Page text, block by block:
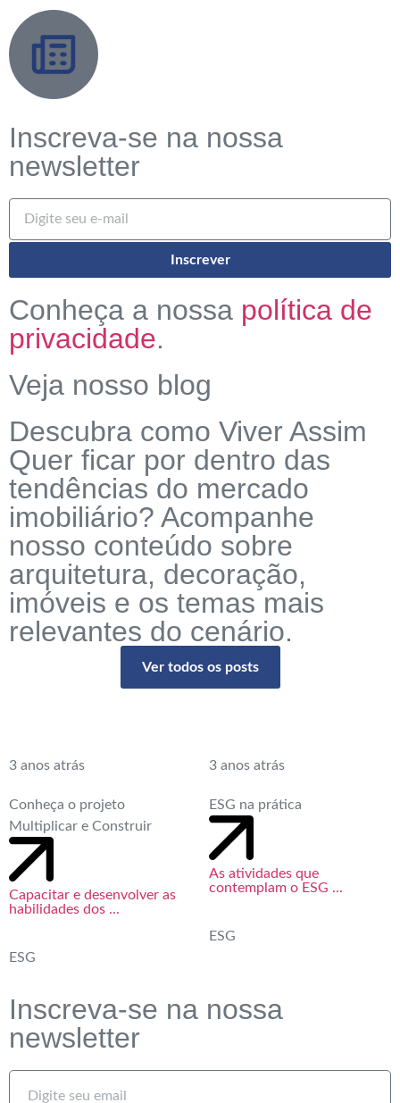
Inscreva-se na nossa
newsletter
Inscrever
Conheça a nossa política de
privacidade.
Veja nosso blog
Descubra como Viver Assim
Quer ficar por dentro das
tendências do mercado
imobiliário? Acompanhe
nosso conteúdo sobre
arquitetura, decoração,
imóveis e os temas mais
relevantes do cenário.
Ver todos os posts
3 anos atrás
Conheça o projeto
Multiplicar e Construir
Capacitar e desenvolver as
habilidades dos ...
ESG
3 anos atrás
ESG na prática
As atividades que
contemplam o ESG ...
ESG
Inscreva-se na nossa
newsletter